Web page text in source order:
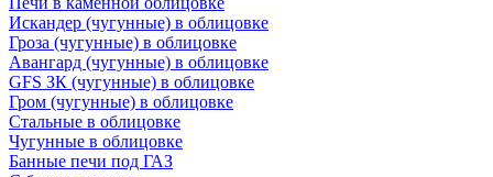
Искандер (чугунные) в облицовке
Гроза (чугунные) в облицовке
Авангард (чугунные) в облицовке
GFS ЗК (чугунные) в облицовке
Гром (чугунные) в облицовке
Стальные в облицовке
Чугунные в облицовке
Банные печи под ГАЗ